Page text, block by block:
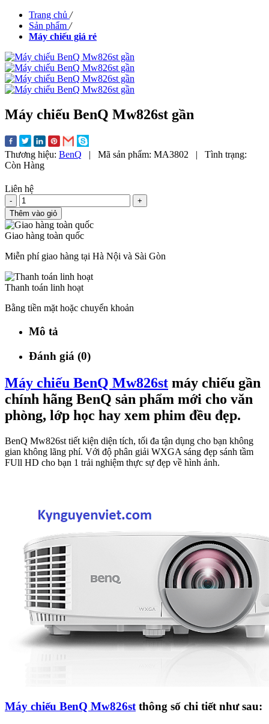
Trang chủ /
Sản phẩm /
Máy chiếu giá rẻ
Máy chiếu BenQ Mw826st gần
Thương hiệu: BenQ | Mã sản phẩm: MA3802 |
Tình trạng:
Còn Hàng
Liên hệ
-
+
Thêm vào giỏ
Giao hàng toàn quốc
Miễn phí giao hàng tại Hà Nội và Sài Gòn
Thanh toán linh hoạt
Bằng tiền mặt hoặc chuyển khoản
Mô tả
Đánh giá (0)
Máy chiếu BenQ Mw826st máy chiếu gần
chính hãng BenQ sản phẩm mới cho văn
phòng, lớp học hay xem phim đều đẹp.
BenQ Mw826st tiết kiện diện tích, tối đa tận dụng cho bạn không
gian không lãng phí. Với độ phân giải WXGA sáng đẹp sánh tầm
FUll HD cho bạn 1 trải nghiệm thực sự đẹp về hình ảnh.
Máy chiếu BenQ Mw826stthông số chi tiết như sau: